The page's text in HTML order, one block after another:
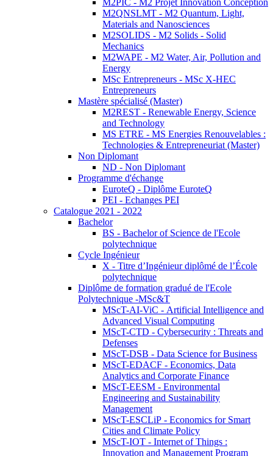
M2PIC - M2 Projet Innovation Conception
M2QNSLMT - M2 Quantum, Light,
Materials and Nanosciences
M2SOLIDS - M2 Solids - Solid
Mechanics
M2WAPE - M2 Water, Air, Pollution and
Energy
MSc Entrepreneurs - MSc X-HEC
Entrepreneurs
Mastère spécialisé (Master)
M2REST - Renewable Energy, Science
and Technology
MS ETRE - MS Energies Renouvelables :
Technologies & Entrepreneuriat (Master)
Non Diplomant
ND - Non Diplomant
Programme d'échange
EuroteQ - Diplôme EuroteQ
PEI - Echanges PEI
Catalogue 2021 - 2022
Bachelor
BS - Bachelor of Science de l'Ecole
polytechnique
Cycle Ingénieur
X - Titre d’Ingénieur diplômé de l’École
polytechnique
Diplôme de formation gradué de l'Ecole
Polytechnique -MSc&T
MScT-AI-ViC - Artificial Intelligence and
Advanced Visual Computing
MScT-CTD - Cybersecurity : Threats and
Defenses
MScT-DSB - Data Science for Business
MScT-EDACF - Economics, Data
Analytics and Corporate Finance
MScT-EESM - Environmental
Engineering and Sustainability
Management
MScT-ESCLiP - Economics for Smart
Cities and Climate Policy
MScT-IOT - Internet of Things :
Innovation and Management Program